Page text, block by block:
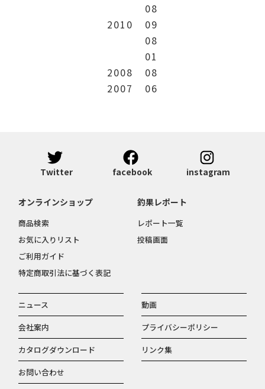
08
2010
09
08
01
2008
08
2007
06
Twitter facebook instagram
ニュース
動画
会社案内
プライバシーポリシー
カタログダウンロード
リンク集
お問い合わせ
オンラインショップ
商品検索
お気に入りリスト
ご利用ガイド
特定商取引法に基づく表記
釣果レポート
レポート一覧
投稿画面